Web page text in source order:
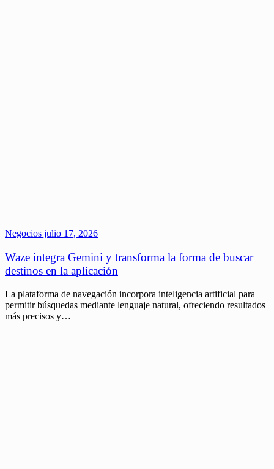
Negocios julio 17, 2026
Waze integra Gemini y transforma la forma de buscar
destinos en la aplicación
La plataforma de navegación incorpora inteligencia artificial para
permitir búsquedas mediante lenguaje natural, ofreciendo resultados
más precisos y…